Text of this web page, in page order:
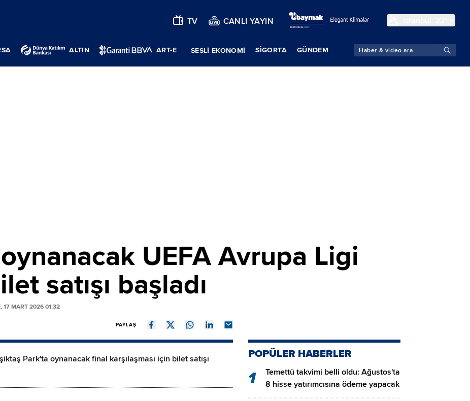
TV CANLI YAYIN
ALTIN ART-E SESLİ EKONOMİ SIGORTA GÜNDEM
UEFA Avrupa Ligi
satışı başladı
17 MART 2026 01:32
PAYLAŞ
Park'ta oynanacak final karşılaşması için bilet satışı
POPÜLER HABERLER
1
Temettü takvimi belli oldu: Ağustos'ta
8 hisse yatırımcısına ödeme yapacak